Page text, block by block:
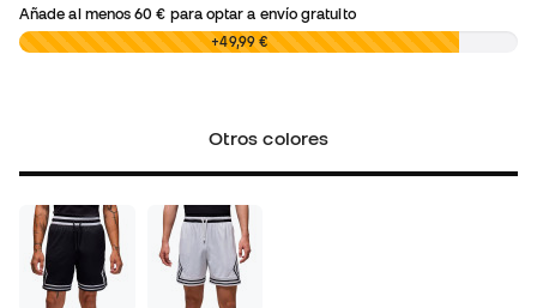
Añade al menos60 € para optar a envío gratuito
0,00 € +49,99 €
Otros colores